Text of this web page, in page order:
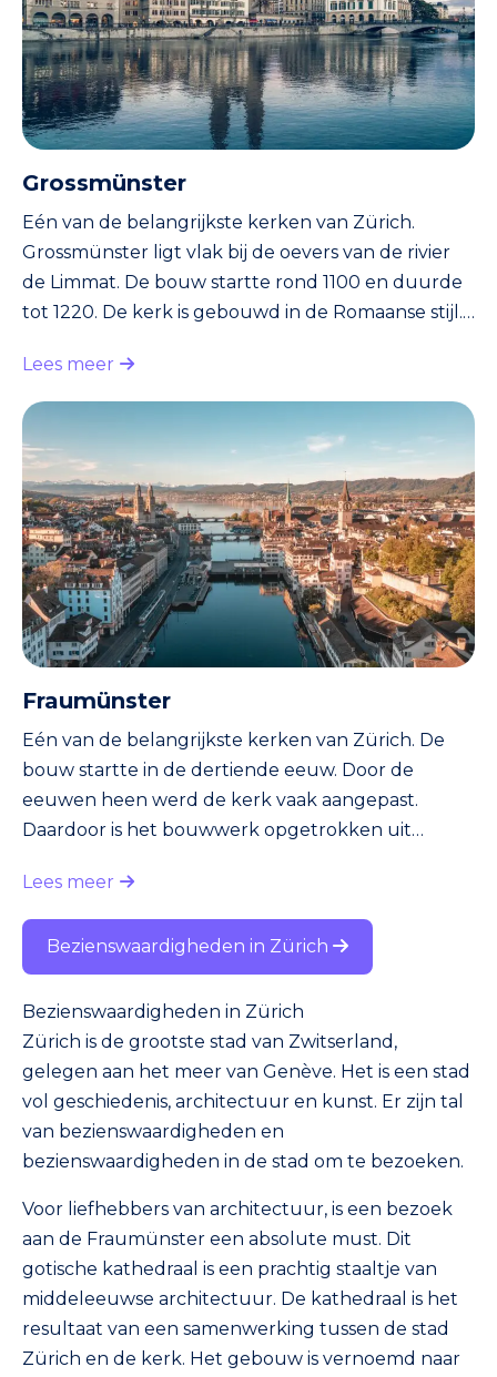
Grossmünster
Eén van de belangrijkste kerken van Zürich.
Grossmünster ligt vlak bij de oevers van de rivier
de Limmat. De bouw startte rond 1100 en duurde
tot 1220. De kerk is gebouwd in de Romaanse stijl.
standbeeld van Karel de Grote. De kerk speelde
een belangrijke rol in de reformatie. De reformatie
was een hervormingsbeweging, in eerste instantie
binnen de Katholieke kerk. De Katholieke leiders
waren er echter niet blij mee. De reformatie wordt
gezien als
Lees meer
Fraumünster
Eén van de belangrijkste kerken van Zürich. De
bouw startte in de dertiende eeuw. Door de
eeuwen heen werd de kerk vaak aangepast.
Daardoor is het bouwwerk opgetrokken uit
omdat het bouwwerk lange tijd een
vrouwenklooster was. Op het eind van de
negentiende eeuw werd in het klooster het
Stadthaus gevestigd. Een hoogtepunt van een
bezoek zijn de grote ramen. Deze zijn beschilderd
door Marc Chagall (1887-1985), een joods-Wit-
Russische kunstschilder.
Lees meer
Bezienswaardigheden in Zürich
Bezienswaardigheden in Zürich
Zürich is de grootste stad van Zwitserland,
gelegen aan het meer van Genève. Het is een stad
vol geschiedenis, architectuur en kunst. Er zijn tal
van bezienswaardigheden en
bezienswaardigheden in de stad om te bezoeken.
Voor liefhebbers van architectuur, is een bezoek
aan de Fraumünster een absolute must. Dit
gotische kathedraal is een prachtig staaltje van
middeleeuwse architectuur. De kathedraal is het
resultaat van een samenwerking tussen de stad
Zürich en de kerk. Het gebouw is vernoemd naar